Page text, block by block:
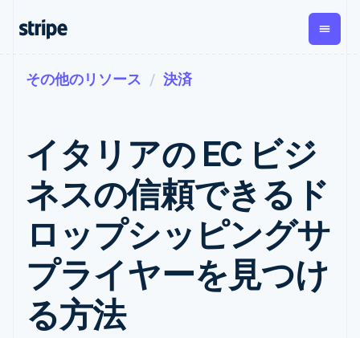
支払い
オンライン決
済
Managed
Payments
マーチャント
オブレコード
ソリューショ
ン
Payment links
コーディング
不要の決済ペ
ージ
Checkout
構築済み決済
UI
Elements
収益
経常収益
Metronome
従量課金
サブスクリ
プション
サブスクリ
プションの
1 回限りまた
は継続
Global
Payouts
第三者
への入
金
プラッ
フォー
築
企業規模別
ユースケース別
エージェンティックコマ
ース
E コマース / ECサイト
埋込型金融
請求・財務関連
グローバルビジネス
アプリ内決済
マーケットプレイス
ドキュメント
ライブラリと SDK
Stripe Apps
ガイド
オンライン決済を受け付
け
構築済みの決済を実装
プラットフォームまたは
マーケットプレイスを構
築する
学ぶ
ガイド
サポート
サポートに問い合わせる
管理サポートプラン
プロフェッショナルサー
ビス
その他のリソース 決済
イタリアの EC ビジ
ネスの信頼できるド
ロップシッピングサ
プライヤーを見つけ
る方法